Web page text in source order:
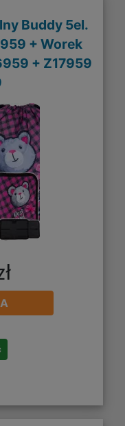
Buddy 5el.
+ Worek
+ Z17959